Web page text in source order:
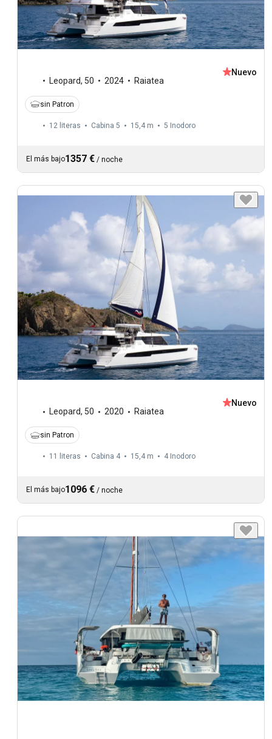
Leopard, 50 2024 Raiatea
Nuevo
sin Patron
12 literas Cabina 5 15,4 m 5 Inodoro
El más bajo1357 € / noche
Leopard, 50 2020 Raiatea
Nuevo
sin Patron
11 literas Cabina 4 15,4 m 4 Inodoro
El más bajo1096 € / noche